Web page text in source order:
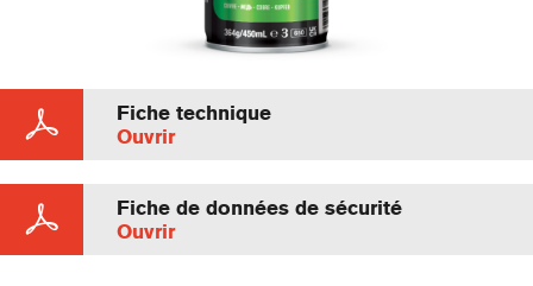
Fiche technique
Ouvrir
Fiche de données de sécurité
Ouvrir